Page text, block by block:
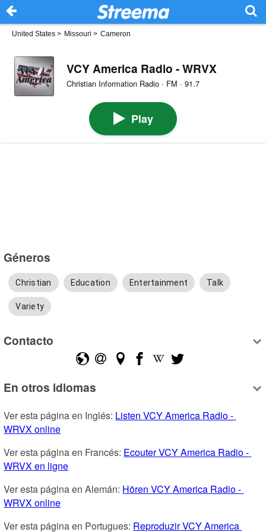
United States > Missouri > Cameron
VCY America Radio - WRVX
Christian Information Radio · FM · 91.7
Play
Géneros
Christian Education Entertainment Talk
Variety
Contacto
En otros idiomas
Ver esta página en Inglés: Listen VCY America Radio -
WRVX online
Ver esta página en Francés: Ecouter VCY America Radio -
WRVX en ligne
Ver esta página en Alemán: Hören VCY America Radio -
WRVX online
Ver esta página en Portugues: Reproduzir VCY America